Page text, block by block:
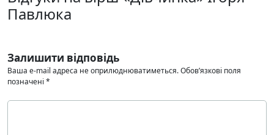
Павлюка
Залишити відповідь
Ваша e-mail адреса не оприлюднюватиметься.Обов’язкові поля
позначені *